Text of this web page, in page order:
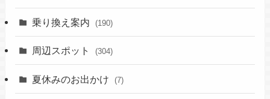
乗り換え案内 (190)
周辺スポット (304)
夏休みのお出かけ (7)